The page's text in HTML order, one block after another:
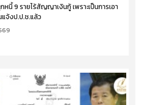
หนี้ 9 รายไร้สัญญาเงินกู้ เพราะเป็นการเอา
จ้งป.ป.ช.แล้ว